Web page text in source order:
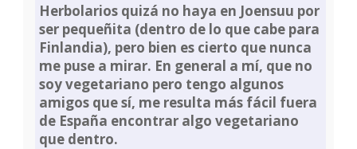
Herbolarios quizá no haya en Joensuu por
ser pequeñita (dentro de lo que cabe para
Finlandia), pero bien es cierto que nunca
me puse a mirar. En general a mí, que no
soy vegetariano pero tengo algunos
amigos que sí, me resulta más fácil fuera
de España encontrar algo vegetariano
que dentro.